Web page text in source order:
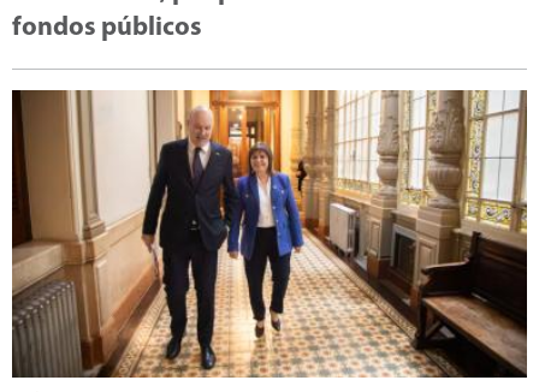
fondos públicos